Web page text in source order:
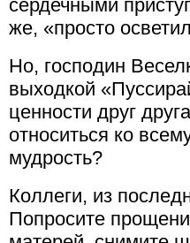
сердечными
же, «просто
Но, господин
выходкой
ценности друг
относиться ко
мудрость?
Коллеги, из
Попросите